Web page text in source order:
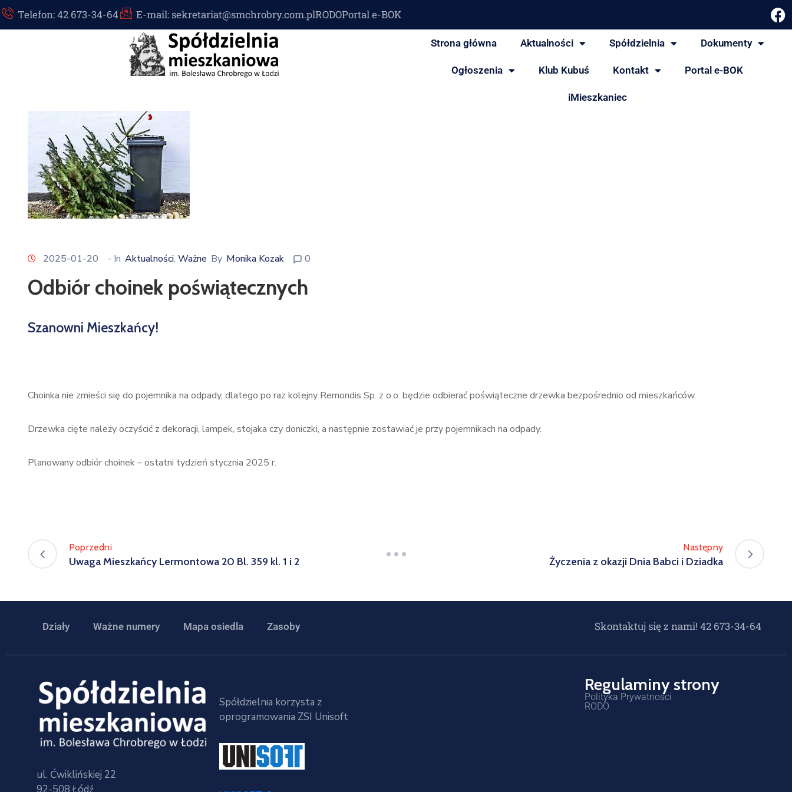
Telefon: 42 673-34-64 E-mail: sekretariat@smchrobry.com.plRODOPortal e-BOK
Strona główna Aktualności Spółdzielnia Dokumenty
Ogłoszenia Klub Kubuś Kontakt Portal e-BOK
iMieszkaniec
2025-01-20 - In Aktualności‚ Ważne By Monika Kozak 0
Odbiór choinek poświątecznych
Szanowni Mieszkańcy!
Choinka nie zmieści się do pojemnika na odpady, dlatego po raz kolejny Remondis Sp. z o.o. będzie odbierać poświąteczne drzewka bezpośrednio od mieszkańców.
Drzewka cięte należy oczyścić z dekoracji, lampek, stojaka czy doniczki, a następnie zostawiać je przy pojemnikach na odpady.
Planowany odbiór choinek – ostatni tydzień stycznia 2025 r.
Poprzedni
Uwaga Mieszkańcy Lermontowa 20 Bl. 359 kl. 1 i 2
Następny
Życzenia z okazji Dnia Babci i Dziadka
Działy Ważne numery Mapa osiedla Zasoby Skontaktuj się z nami! 42 673-34-64
ul. Ćwiklińskiej 22
Spółdzielnia korzysta z
oprogramowania ZSI Unisoft
Regulaminy strony
Polityka Prywatności
RODO